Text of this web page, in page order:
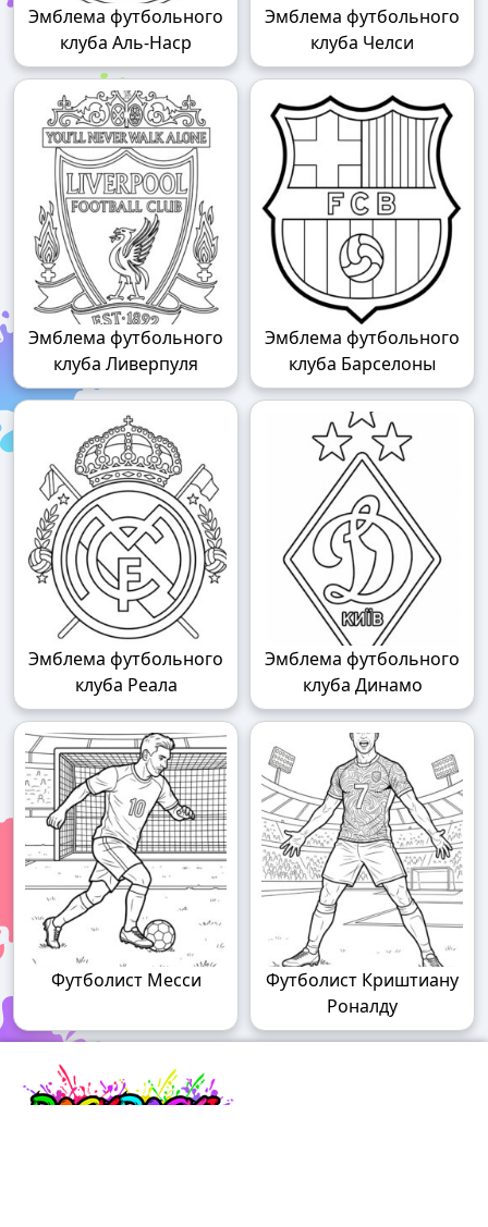
Эмблема футбольного
клуба Аль-Наср
Эмблема футбольного
клуба Челси
Эмблема футбольного
клуба Ливерпуля
Эмблема футбольного
клуба Барселоны
Эмблема футбольного
клуба Реала
Эмблема футбольного
клуба Динамо
Футболист Месси
Футболист Криштиану
Роналду